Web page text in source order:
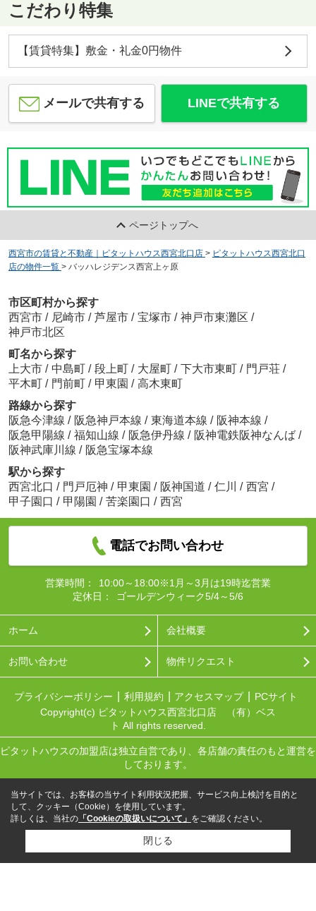
こだわり特集
【賃貸特集】敷金・礼金0円物件
メールで共有する LINEで共有する
ページトップへ
西宮市の賃貸と不動産｜ピタットハウス西宮北口店 > ピタットハウス西宮北口
店の物件一覧 > バッハレジデンス西宮上ヶ原
市区町村から探す
西宮市 / 尼崎市 / 芦屋市 / 宝塚市 / 神戸市東灘区 /
神戸市北区
町名から探す
上大市 / 中島町 / 段上町 / 大屋町 / 下大市東町 / 門戸荘 /
平木町 / 門前町 / 甲東園 / 高木東町
路線から探す
阪急今津線 / 阪急神戸本線 / 東海道本線 / 阪神本線 /
阪急甲陽線 / 福知山線 / 阪急伊丹線 / 阪神電鉄阪神なんば /
阪神武庫川線 / 阪急宝塚本線
駅から探す
西宮北口 / 門戸厄神 / 甲東園 / 阪神国道 / 仁川 / 西宮 /
甲子園口 / 甲陽園 / 苦楽園口 / 西宮
電話でお問い合わせ
営業時間：
10:00～18:00※1月～3月は19時迄営業
定休日：
ゴールデンウィーク5/4～5/6
ホーム 会社概要
お問い合わせ 物件リクエスト
プライバシーポリシー 利用規約 アクセスマップ
PCサイト
Copyright(c) ピタットハウス西宮北口店 （有）ベス
ト All rights reserved.
ピタットハウスの加盟店は独立自営であり、各店舗の責任のもと運営を
しております。
当サイトでは、お客様の当サイト利用状況把握、サービス向上検討を目的と
して、クッキー（Cookie）を使用しています。
詳しくは、当社の 「Cookieの取扱いについて」 をご確認ください。
閉じる